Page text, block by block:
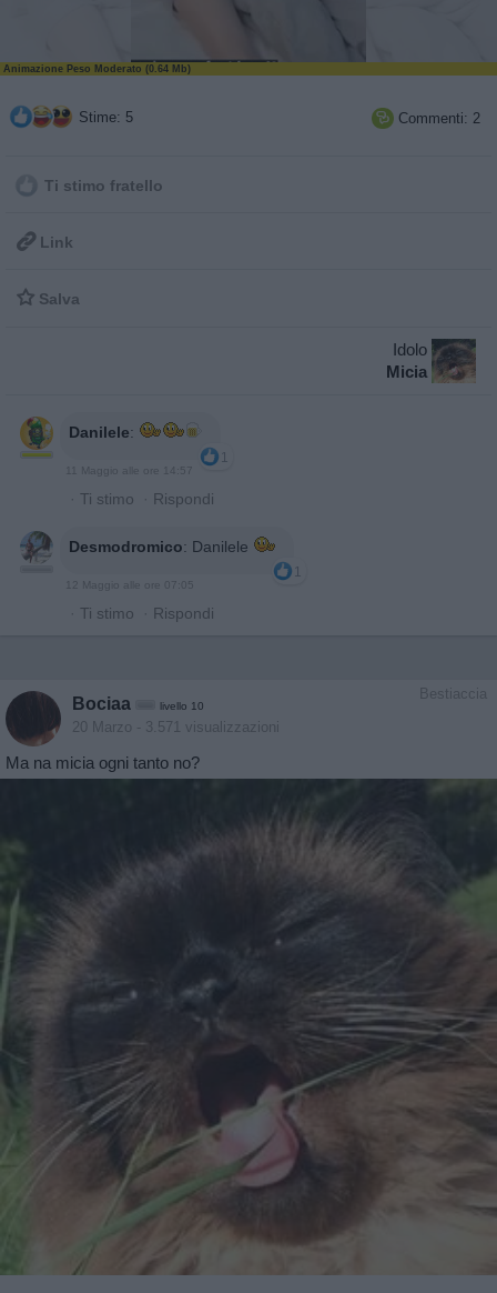
Animazione Peso Moderato (0.64 Mb)
Stime: 5  Commenti: 2
Ti stimo fratello
 Link
 Salva
Idolo
Micia
Danilele:
1
11 Maggio alle ore 14:57
· Ti stimo · Rispondi
Desmodromico: Danilele
1
12 Maggio alle ore 07:05
· Ti stimo · Rispondi
Bestiaccia
Bociaa livello 10
20 Marzo - 3.571 visualizzazioni
Ma na micia ogni tanto no?